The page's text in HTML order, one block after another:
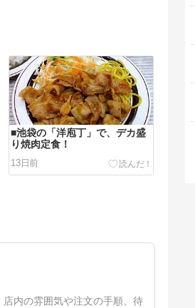
■池袋の「洋庖丁」で、デカ盛
り焼肉定食！
13日前
内の雰囲気や注文の手順、待